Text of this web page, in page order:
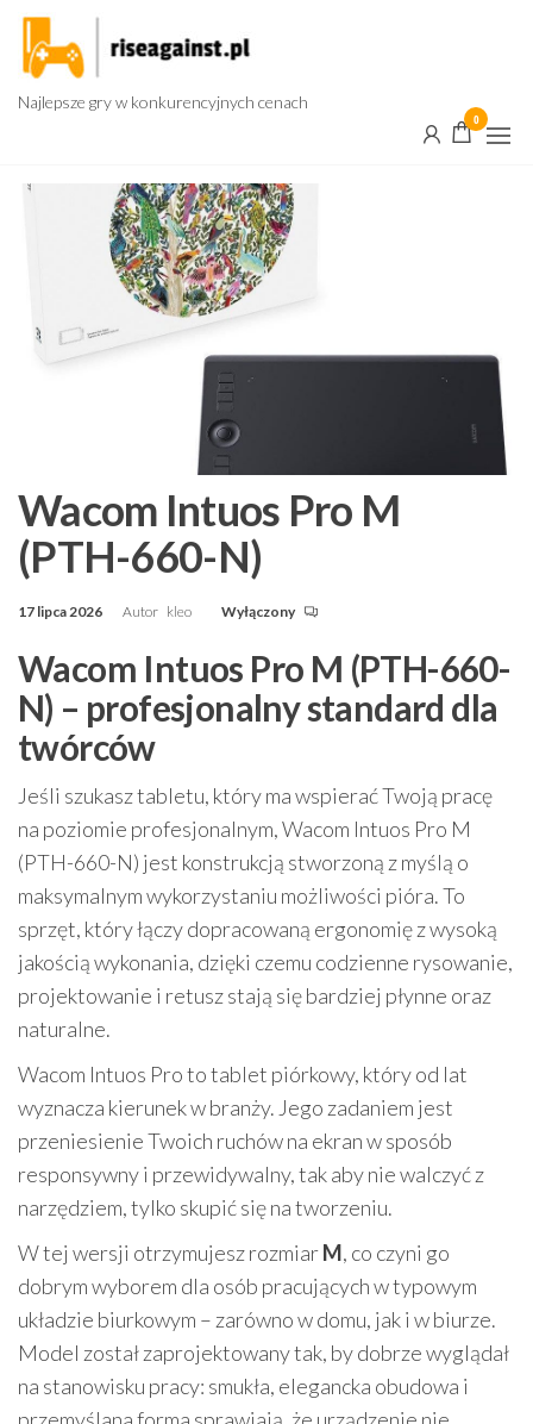
Przejdź
treści
Najlepsze gry w konkurencyjnych cenach
0
Wacom Intuos Pro M
(PTH-660-N)
17 lipca 2026 Autor kleo Wyłączony
Wacom Intuos Pro M (PTH-660-
N) – profesjonalny standard dla
twórców
Jeśli szukasz tabletu, który ma wspierać Twoją pracę
na poziomie profesjonalnym, Wacom Intuos Pro M
(PTH-660-N) jest konstrukcją stworzoną z myślą o
maksymalnym wykorzystaniu możliwości pióra. To
sprzęt, który łączy dopracowaną ergonomię z wysoką
jakością wykonania, dzięki czemu codzienne rysowanie,
projektowanie i retusz stają się bardziej płynne oraz
naturalne.
Wacom Intuos Pro to tablet piórkowy, który od lat
wyznacza kierunek w branży. Jego zadaniem jest
przeniesienie Twoich ruchów na ekran w sposób
responsywny i przewidywalny, tak aby nie walczyć z
narzędziem, tylko skupić się na tworzeniu.
W tej wersji otrzymujesz rozmiarM, co czyni go
dobrym wyborem dla osób pracujących w typowym
układzie biurkowym – zarówno w domu, jak i w biurze.
Model został zaprojektowany tak, by dobrze wyglądał
na stanowisku pracy: smukła, elegancka obudowa i